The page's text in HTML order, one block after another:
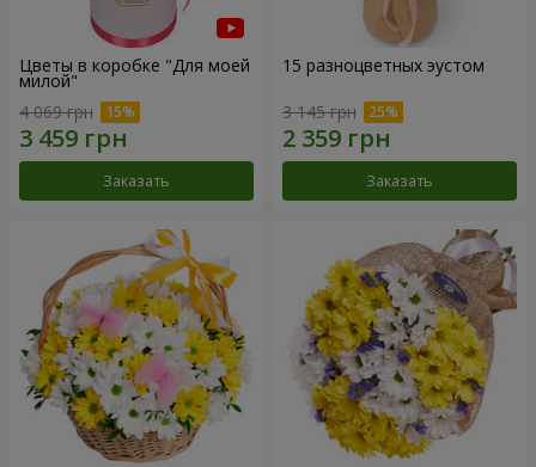
Цветы в коробке "Для моей
милой"
4 069 грн
Заказать
15 разноцветных эустом
3 145 грн
Заказать